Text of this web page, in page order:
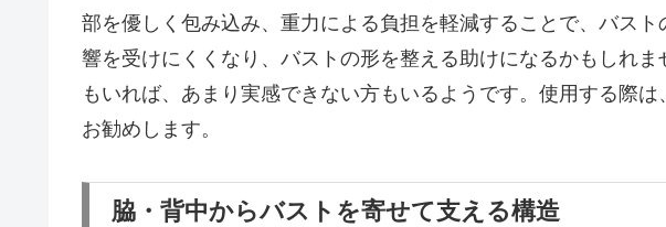
部を優しく包み込み、重力による負担を軽減することで、バス
響を受けにくくなり、バストの形を整える助けになるかもしれ
もいれば、あまり実感できない方もいるようです。使用する際
お勧めします。
脇・背中からバストを寄せて支える構造